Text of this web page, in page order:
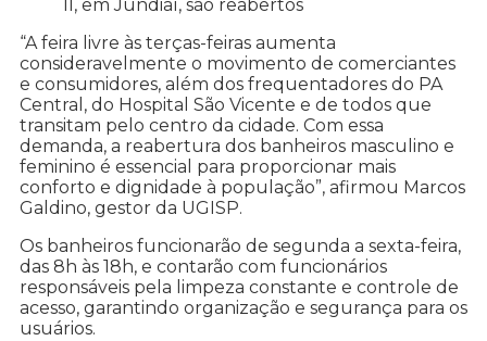
II, em Jundiaí, são reabertos
“A feira livre às terças-feiras aumenta
consideravelmente o movimento de comerciantes
e consumidores, além dos frequentadores do PA
Central, do Hospital São Vicente e de todos que
transitam pelo centro da cidade. Com essa
demanda, a reabertura dos banheiros masculino e
feminino é essencial para proporcionar mais
conforto e dignidade à população”, afirmou Marcos
Galdino, gestor da UGISP.
Os banheiros funcionarão de segunda a sexta-feira,
das 8h às 18h, e contarão com funcionários
responsáveis pela limpeza constante e controle de
acesso, garantindo organização e segurança para os
usuários.